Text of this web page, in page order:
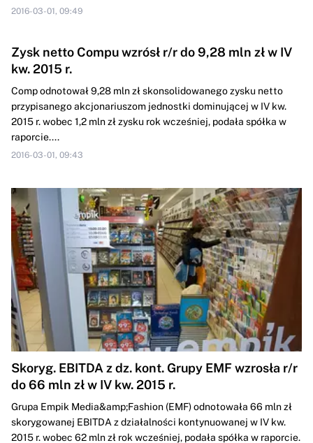
2016-03-01, 09:49
Zysk netto Compu wzrósł r/r do 9,28 mln zł w IV
kw. 2015 r.
Comp odnotował 9,28 mln zł skonsolidowanego zysku netto
przypisanego akcjonariuszom jednostki dominującej w IV kw.
2015 r. wobec 1,2 mln zł zysku rok wcześniej, podała spółka w
raporcie....
2016-03-01, 09:43
Skoryg. EBITDA z dz. kont. Grupy EMF wzrosła r/r
do 66 mln zł w IV kw. 2015 r.
Grupa Empik Media&amp;Fashion (EMF) odnotowała 66 mln zł
skorygowanej EBITDA z działalności kontynuowanej w IV kw.
2015 r. wobec 62 mln zł rok wcześniej, podała spółka w raporcie.